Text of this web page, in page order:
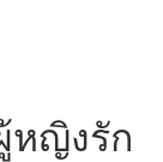
หญิงรัก